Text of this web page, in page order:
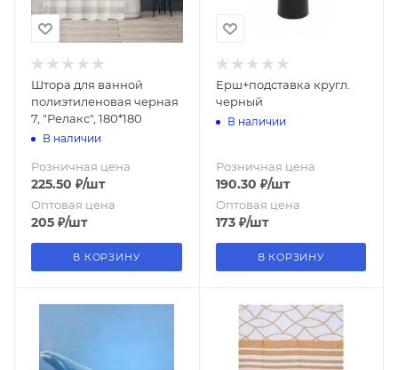
Штора для ванной
полиэтиленовая черная
7, "Релакс", 180*180
В наличии
Розничная цена
225.50 ₽/шт
Оптовая цена
205 ₽/шт
В КОРЗИНУ
Ерш+подставка кругл.
черный
В наличии
Розничная цена
190.30 ₽/шт
Оптовая цена
173₽/шт
В КОРЗИНУ